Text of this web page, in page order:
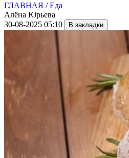
ГЛАВНАЯ /Еда
Алёна Юрьева
30-08-2025 05:10